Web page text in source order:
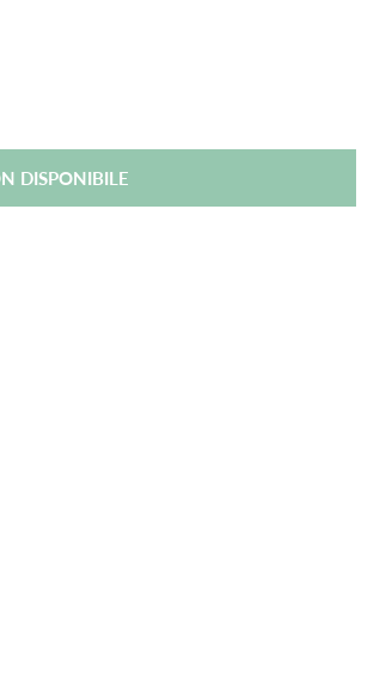
Idrofilo 50 G
Cotone Idrofilo 50 G
DISPONIBILE